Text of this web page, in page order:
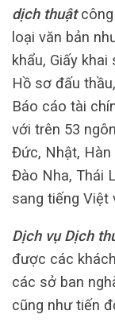
dịch thuậtcông
loại văn bản
khẩu, Giấy khai
Hồ sơ đấu
Báo cáo tài
với trên 53
Đức, Nhật, Hàn
Đào Nha, Thái
sang tiếng Việt
Dịch vụ Dịch
được các
các sở ban
cũng như tiến